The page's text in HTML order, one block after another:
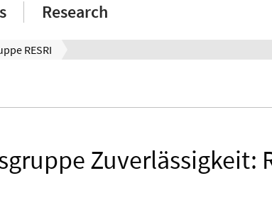
Research
RESRI
Zuverlässigkeit: